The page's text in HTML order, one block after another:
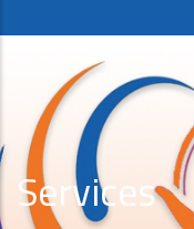
Services